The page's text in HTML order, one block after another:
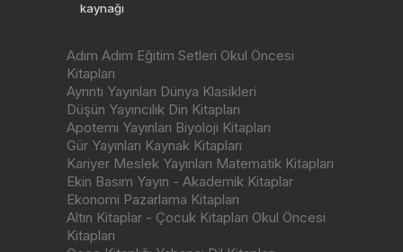
kaynağı
Adım Adım Eğitim Setleri Okul Öncesi
Kitapları
Ayrıntı Yayınları Dünya Klasikleri
Düşün Yayıncılık Din Kitapları
Apotemi Yayınları Biyoloji Kitapları
Gür Yayınları Kaynak Kitapları
Kariyer Meslek Yayınları Matematik Kitapları
Ekin Basım Yayın - Akademik Kitaplar
Ekonomi Pazarlama Kitapları
Altın Kitaplar - Çocuk Kitapları Okul Öncesi
Kitapları